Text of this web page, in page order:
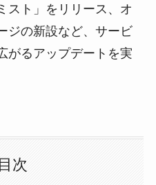
スト」をリリース、オ
ジの新設など、サービ
がるアップデートを実
目次